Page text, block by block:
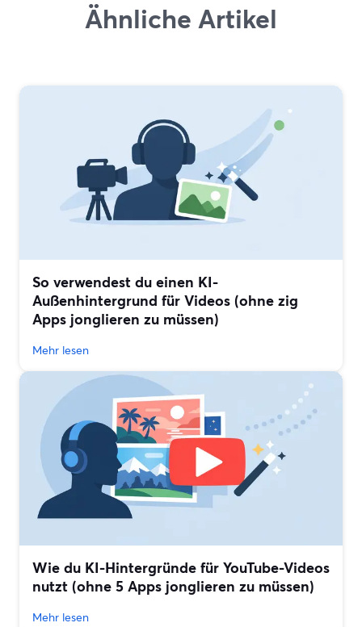
Ähnliche Artikel
So verwendest du einen KI-
Außenhintergrund für Videos (ohne zig
Apps jonglieren zu müssen)
Mehr lesen
Wie du KI-Hintergründe für YouTube-Videos
nutzt (ohne 5 Apps jonglieren zu müssen)
Mehr lesen